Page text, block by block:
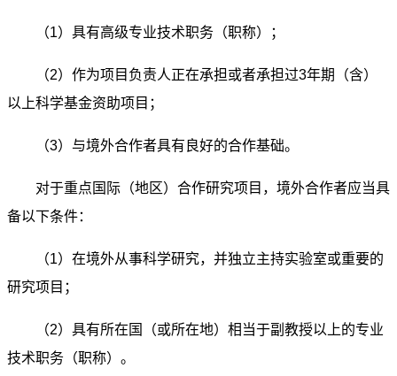
（1）具有高级专业技术职务（职称）；
（2）作为项目负责人正在承担或者承担过3年期（含）
以上科学基金资助项目；
（3）与境外合作者具有良好的合作基础。
对于重点国际（地区）合作研究项目，境外合作者应当具
备以下条件：
（1）在境外从事科学研究，并独立主持实验室或重要的
研究项目；
（2）具有所在国（或所在地）相当于副教授以上的专业
技术职务（职称）。